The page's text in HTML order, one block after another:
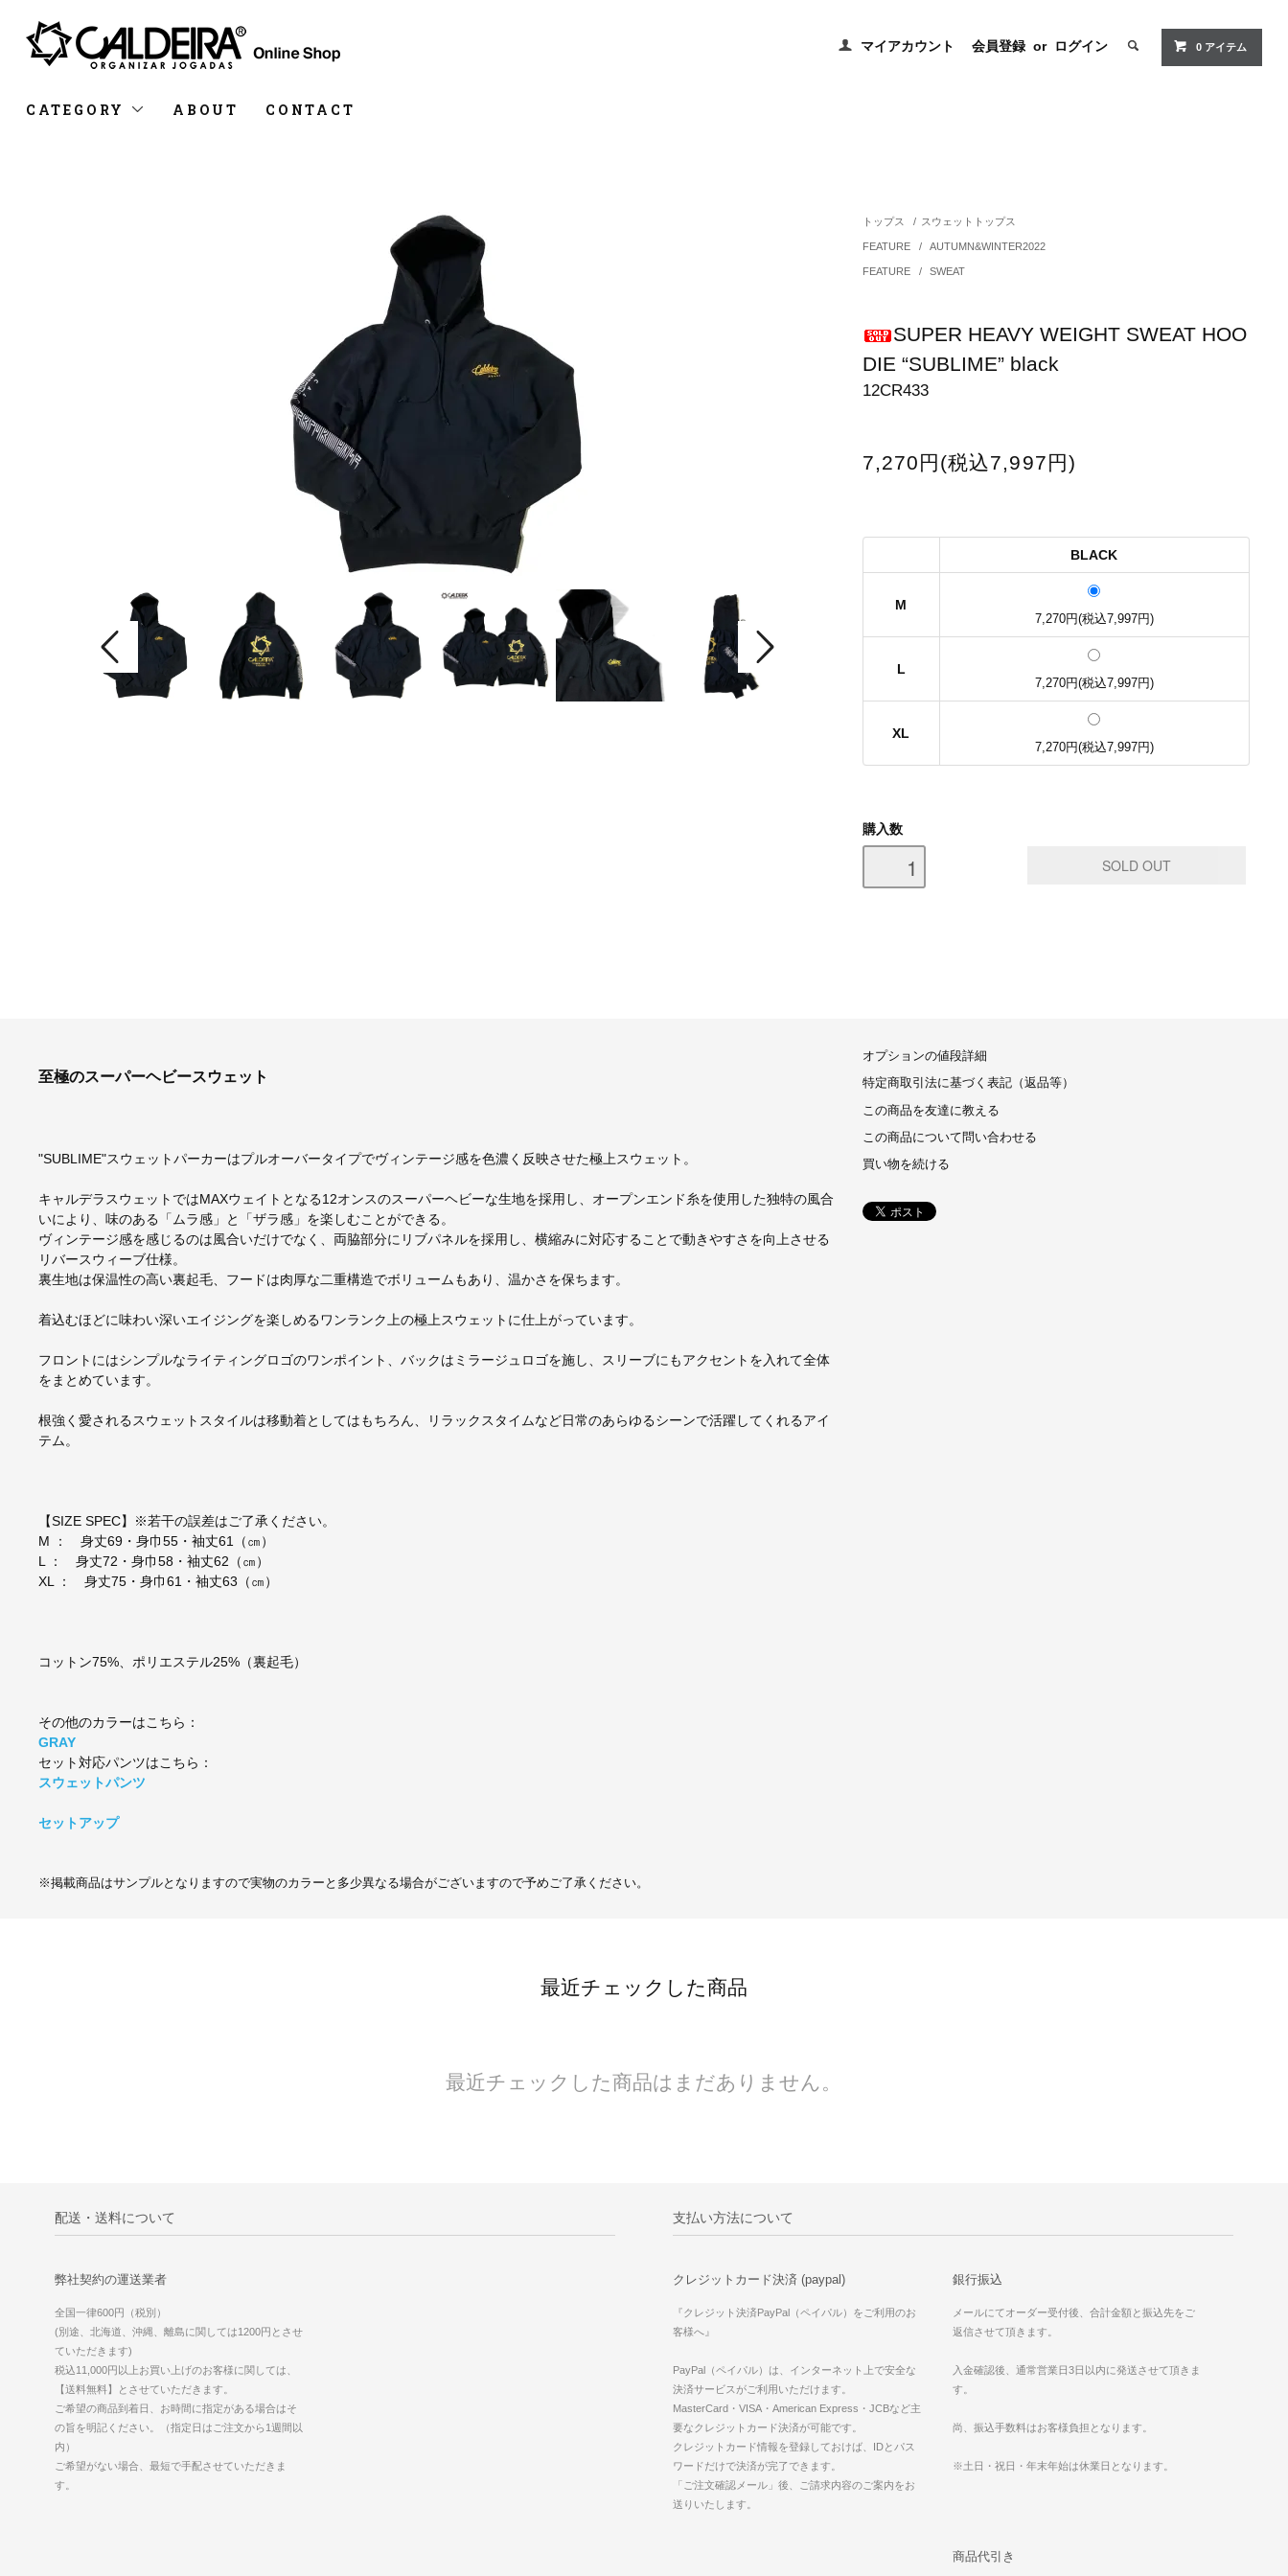
マイアカウント 会員登録 or ログイン 0 アイテム
CATEGORY ABOUT CONTACT
トップス / スウェットトップス
FEATURE / AUTUMN&WINTER2022
FEATURE / SWEAT
SUPER HEAVY WEIGHT SWEAT HOO
DIE “SUBLIME” black
12CR433
7,270円(税込7,997円)
BLACK
M
7,270円(税込7,997円)
L
7,270円(税込7,997円)
XL
7,270円(税込7,997円)
購入数
至極のスーパーヘビースウェット
"SUBLIME"スウェットパーカーはプルオーバータイプでヴィンテージ感を色濃く反映させた極上スウェット。
キャルデラスウェットではMAXウェイトとなる12オンスのスーパーヘビーな生地を採用し、オープンエンド糸を使用した独特の風合
いにより、味のある「ムラ感」と「ザラ感」を楽しむことができる。
ヴィンテージ感を感じるのは風合いだけでなく、両脇部分にリブパネルを採用し、横縮みに対応することで動きやすさを向上させる
リバースウィーブ仕様。
裏生地は保温性の高い裏起毛、フードは肉厚な二重構造でボリュームもあり、温かさを保ちます。
着込むほどに味わい深いエイジングを楽しめるワンランク上の極上スウェットに仕上がっています。
フロントにはシンプルなライティングロゴのワンポイント、バックはミラージュロゴを施し、スリーブにもアクセントを入れて全体
をまとめています。
根強く愛されるスウェットスタイルは移動着としてはもちろん、リラックスタイムなど日常のあらゆるシーンで活躍してくれるアイ
テム。
【SIZE SPEC】※若干の誤差はご了承ください。
M ： 身丈69・身巾55・袖丈61（㎝）
L ： 身丈72・身巾58・袖丈62（㎝）
XL ： 身丈75・身巾61・袖丈63（㎝）
コットン75%、ポリエステル25%（裏起毛）
その他のカラーはこちら：
GRAY
セット対応パンツはこちら：
スウェットパンツ
セットアップ
※掲載商品はサンプルとなりますので実物のカラーと多少異なる場合がございますので予めご了承ください。
オプションの値段詳細
特定商取引法に基づく表記（返品等）
この商品を友達に教える
この商品について問い合わせる
買い物を続ける
最近チェックした商品
最近チェックした商品はまだありません。
配送・送料について
弊社契約の運送業者
全国一律600円（税別）
(別途、北海道、沖縄、離島に関しては1200円とさせ
ていただきます)
税込11,000円以上お買い上げのお客様に関しては、
【送料無料】とさせていただきます。
ご希望の商品到着日、お時間に指定がある場合はそ
の旨を明記ください。（指定日はご注文から1週間以
内）
ご希望がない場合、最短で手配させていただきま
す。
支払い方法について
クレジットカード決済 (paypal)
『クレジット決済PayPal（ペイパル）をご利用のお
客様へ』
PayPal（ペイパル）は、インターネット上で安全な
決済サービスがご利用いただけます。
MasterCard・VISA・American Express・JCBなど主
要なクレジットカード決済が可能です。
クレジットカード情報を登録しておけば、IDとパス
ワードだけで決済が完了できます。
「ご注文確認メール」後、ご請求内容のご案内をお
送りいたします。
銀行振込
メールにてオーダー受付後、合計金額と振込先をご
返信させて頂きます。
入金確認後、通常営業日3日以内に発送させて頂きま
す。
尚、振込手数料はお客様負担となります。
※土日・祝日・年末年始は休業日となります。
商品代引き